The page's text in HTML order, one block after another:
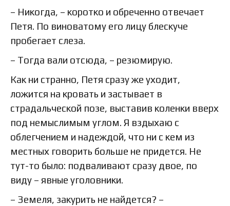
– Никогда, – коротко и обреченно отвечает
Петя. По виноватому его лицу блескуче
пробегает слеза.
– Тогда вали отсюда, – резюмирую.
Как ни странно, Петя сразу же уходит,
ложится на кровать и застывает в
страдальческой позе, выставив коленки вверх
под немыслимым углом. Я вздыхаю с
облегчением и надеждой, что ни с кем из
местных говорить больше не придется. Не
тут-то было: подваливают сразу двое, по
виду – явные уголовники.
– Земеля, закурить не найдется? –